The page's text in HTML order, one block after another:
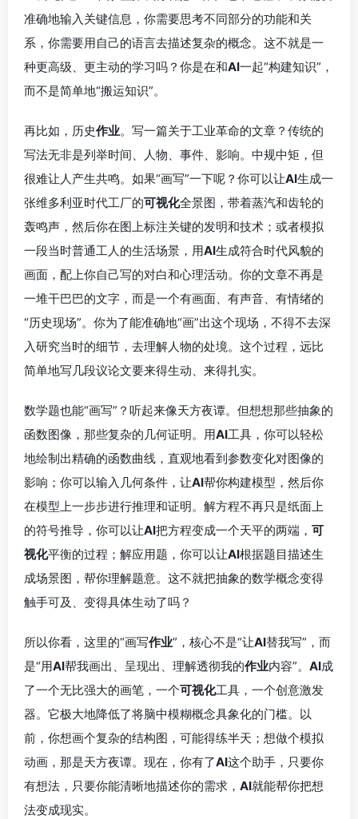
准确地输入关键信息，你需要思考不同部分的功能和关
系，你需要用自己的语言去描述复杂的概念。这不就是一
种更高级、更主动的学习吗？你是在和AI一起“构建知识”，
而不是简单地“搬运知识”。
再比如，历史作业。写一篇关于工业革命的文章？传统的
写法无非是列举时间、人物、事件、影响。中规中矩，但
很难让人产生共鸣。如果“画写”一下呢？你可以让AI生成一
张维多利亚时代工厂的可视化全景图，带着蒸汽和齿轮的
轰鸣声，然后你在图上标注关键的发明和技术；或者模拟
一段当时普通工人的生活场景，用AI生成符合时代风貌的
画面，配上你自己写的对白和心理活动。你的文章不再是
一堆干巴巴的文字，而是一个有画面、有声音、有情绪的
“历史现场”。你为了能准确地“画”出这个现场，不得不去深
入研究当时的细节，去理解人物的处境。这个过程，远比
简单地写几段议论文要来得生动、来得扎实。
数学题也能“画写”？听起来像天方夜谭。但想想那些抽象的
函数图像，那些复杂的几何证明。用AI工具，你可以轻松
地绘制出精确的函数曲线，直观地看到参数变化对图像的
影响；你可以输入几何条件，让AI帮你构建模型，然后你
在模型上一步步进行推理和证明。解方程不再只是纸面上
的符号推导，你可以让AI把方程变成一个天平的两端， 可
视化平衡的过程；解应用题，你可以让AI根据题目描述生
成场景图，帮你理解题意。这不就把抽象的数学概念变得
触手可及、变得具体生动了吗？
所以你看，这里的“画写作业”，核心不是“让AI替我写”，而
是“用AI帮我画出、呈现出、理解透彻我的作业内容”。 AI成
了一个无比强大的画笔，一个可视化工具，一个创意激发
器。它极大地降低了将脑中模糊概念具象化的门槛。以
前，你想画个复杂的结构图，可能得练半天；想做个模拟
动画，那是天方夜谭。现在，你有了AI这个助手，只要你
有想法，只要你能清晰地描述你的需求， AI就能帮你把想
法变成现实。